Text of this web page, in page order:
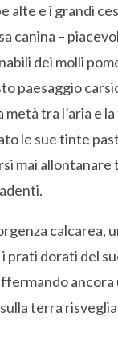
alte e i grandi
canina –
dei molli
paesaggio
tra l’aria e
le sue tinte
mai allontanare
calcarea,
prati dorati del
ancora
terra